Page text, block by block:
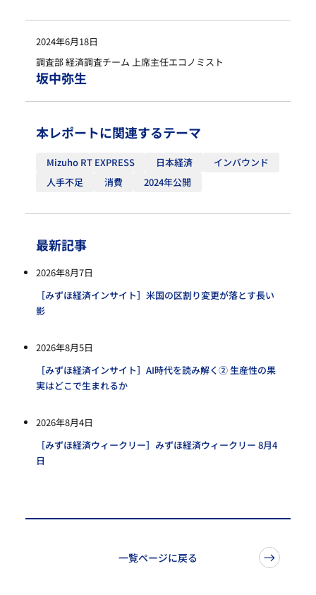
最新記事
2026年8月7日
［みずほ経済インサイト］米国の区割り変更が落とす長い
影
2026年8月5日
［みずほ経済インサイト］AI時代を読み解く② 生産性の果
実はどこで生まれるか
2026年8月4日
［みずほ経済ウィークリー］みずほ経済ウィークリー 8月4
日
一覧ページに戻る
2024年6月18日
調査部 経済調査チーム 上席主任エコノミスト
坂中弥生
本レポートに関連するテーマ
Mizuho RT EXPRESS 日本経済
インバウンド
人手不足
消費 2024年公開